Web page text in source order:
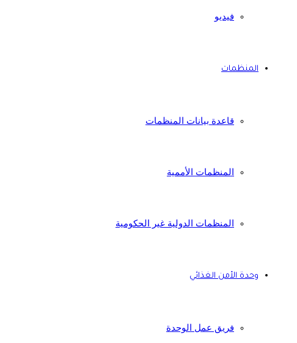
فيديو
المنظمات
قاعدة بيانات المنظمات
المنظمات الأممية
المنظمات الدولية غير الحكومية
وحدة الأمن الغذائي
فريق عمل الوحدة